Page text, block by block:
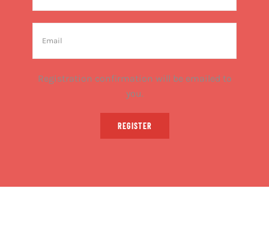
Registration confirmation will be emailed to
you.
REGISTER